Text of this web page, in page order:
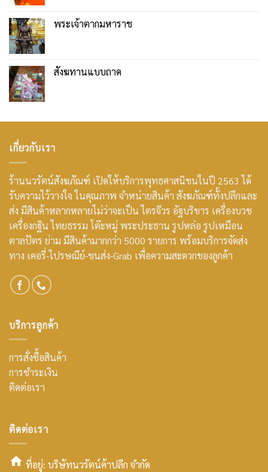
พระเจ้าตากมหาราช
สังฆทานแบบถาด
เกี่ยวกับเรา
ร้านนวรัตน์สังฆภัณฑ์ เปิดให้บริการพุทธศาสนิชนในปี 2563 ได้
รับความไว้วางใจ ในคุณภาพ จำหน่ายสินค้า สังฆภัณฑ์ทั้งปลีกและ
ส่ง มีสินค้าหลากหลายไม่ว่าจะเป็น ไตรจีวร อัฐบริขาร เครื่องบวช
เครื่องกฐิน ไทยธรรม โต๊ะหมู่ พระประธาน รูปหล่อ รูปเหมือน
ตาลปัตร ย่าม มีสินค้ามากกว่า 5000 รายการ พร้อมบริการจัดส่ง
ทาง เคอรี่-ไปรษณีย์-ขนส่ง-Grab เพื่อความสะดวกของลูกค้า
บริการลูกค้า
การสั่งซื้อสินค้า
การชำระเงิน
ติดต่อเรา
ติดต่อเรา
ที่อยู่: บริษัทนวรัตน์ค้าปลีก จำกัด